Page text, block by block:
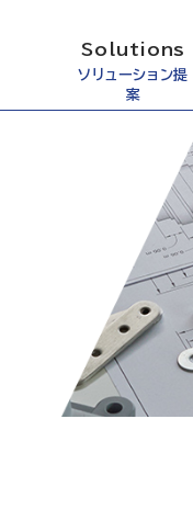
Solutions
ソリューション提
案